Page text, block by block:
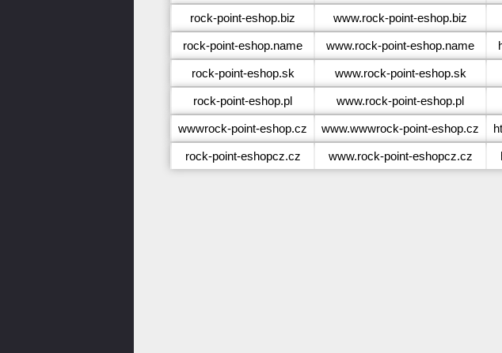
rock-point-eshop.biz www.rock-point-eshop.biz
rock-point-eshop.name www.rock-point-eshop.name
rock-point-eshop.sk www.rock-point-eshop.sk
rock-point-eshop.pl www.rock-point-eshop.pl
wwwrock-point-eshop.cz www.wwwrock-point-eshop.cz
rock-point-eshopcz.cz www.rock-point-eshopcz.cz